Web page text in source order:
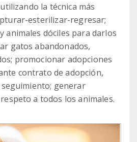
la técnica más
esterilizar-regresar;
animales dóciles para darlos
gatos abandonados,
promocionar adopciones
contrato de adopción,
generar
a todos los animales.